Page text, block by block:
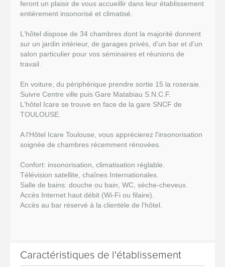
feront un plaisir de vous accueillir dans leur établissement
entièrement insonorisé et climatisé.
L'hôtel dispose de 34 chambres dont la majorité donnent
sur un jardin intérieur, de garages privés, d'un bar et d'un
salon particulier pour vos séminaires et réunions de
travail.
En voiture, du périphérique prendre sortie 15 la roseraie.
Suivre Centre ville puis Gare Matabiau S.N.C.F.
L'hôtel Icare se trouve en face de la gare SNCF de
TOULOUSE.
A l'Hôtel Icare Toulouse, vous apprécierez l'insonorisation
soignée de chambres récemment rénovées.
Confort: insonorisation, climatisation réglable.
Télévision satellite, chaînes Internationales.
Salle de bains: douche ou bain, WC, sèche-cheveux.
Accès Internet haut débit (Wi-Fi ou filaire).
Accès au bar réservé à la clientèle de l'hôtel.
Caractéristiques de l'établissement